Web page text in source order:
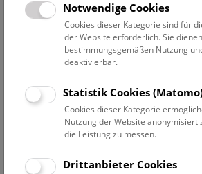
Bildungseinrichtungen und soweit als
Zivilgesellschaft zusammenarbeiten
Gewinnung von innovativen
beitragen. Ausgangspunkt sind
Vorgängerprogrammes (2007-
insgesamt 299 qualitativ hochwertige
gefördert wurden, die die
und Jugendlichen mit exzellenter
Notwendige Cookies
Cookies dieser Kategorie sind für
der Website erforderlich. Sie
bestimmungsgemäßen Nutzung
deaktivierbar.
Statistik Cookies
Cookies dieser Kategorie
Nutzung der Website anonymisiert
die Leistung zu messen.
Drittanbieter Cookies